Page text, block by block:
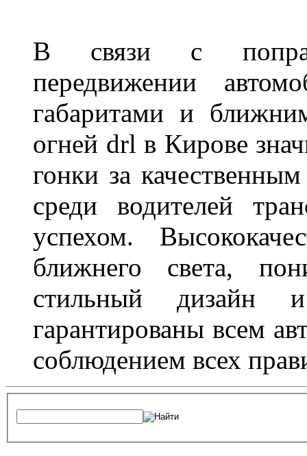
В связи с
передвижении
габаритами и
огней drl в Кирове
гонки за
среди водителей
успехом.
ближнего света,
стильный дизайн
гарантированы всем
соблюдением всех